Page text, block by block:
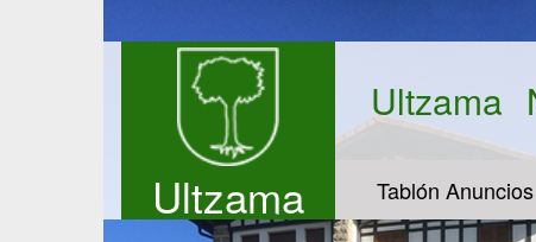
Ultzama
Ultzama
Tablón Anuncios